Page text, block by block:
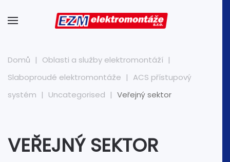
Domů
Oblasti a služby elektromontáží
Slaboproudé elektromontáže
ACS přístupový
systém
Uncategorised Veřejný sektor
VEŘEJNÝ SEKTOR